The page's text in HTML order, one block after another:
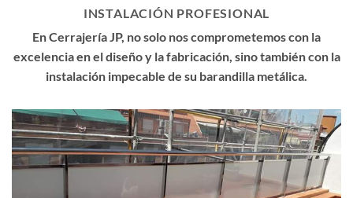
INSTALACIÓN PROFESIONAL
En Cerrajería JP, no solo nos comprometemos con la
excelencia en el diseño y la fabricación, sino también con la
instalación impecable de su barandilla metálica.